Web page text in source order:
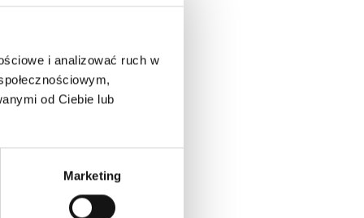
i analizować ruch w
od Ciebie lub
Marketing